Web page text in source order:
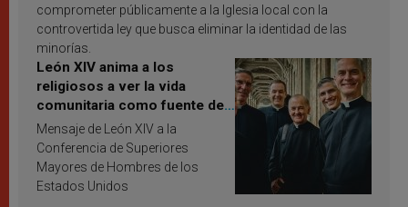
comprometer públicamente a la Iglesia local con la
controvertida ley que busca eliminar la identidad de las
minorías.
León XIV anima a los
religiosos a ver la vida
comunitaria como fuente de
inspiración y santificación
Mensaje de León XIV a la
Conferencia de Superiores
Mayores de Hombres de los
Estados Unidos